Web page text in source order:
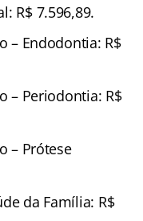
R$ 7.596,89.
– Endodontia: R$
– Periodontia: R$
– Prótese
da Família: R$